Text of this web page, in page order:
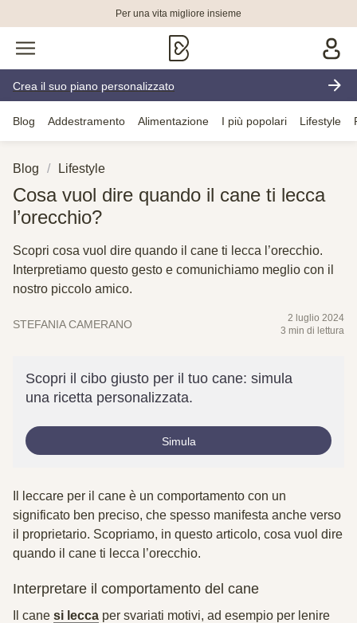
Per una vita migliore insieme
Crea il suo piano personalizzato
Blog Addestramento Alimentazione I più popolari Lifestyle
Blog Lifestyle
Cosa vuol dire quando il cane ti lecca
l’orecchio?
Scopri cosa vuol dire quando il cane ti lecca l’orecchio.
Interpretiamo questo gesto e comunichiamo meglio con il
nostro piccolo amico.
STEFANIA CAMERANO
2 luglio 2024
3 min di lettura
Scopri il cibo giusto per il tuo cane: simula
una ricetta personalizzata.
Simula
Il leccare per il cane è un comportamento con un
significato ben preciso, che spesso manifesta anche verso
il proprietario. Scopriamo, in questo articolo, cosa vuol dire
quando il cane ti lecca l’orecchio.
Interpretare il comportamento del cane
Il cane si lecca per svariati motivi, ad esempio per lenire